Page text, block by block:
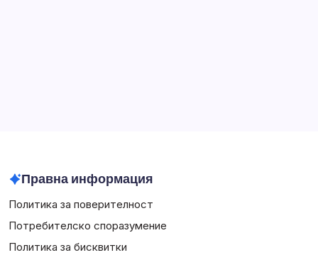
Правна информация
Политика за поверителност
Потребителско споразумение
Политика за бисквитки